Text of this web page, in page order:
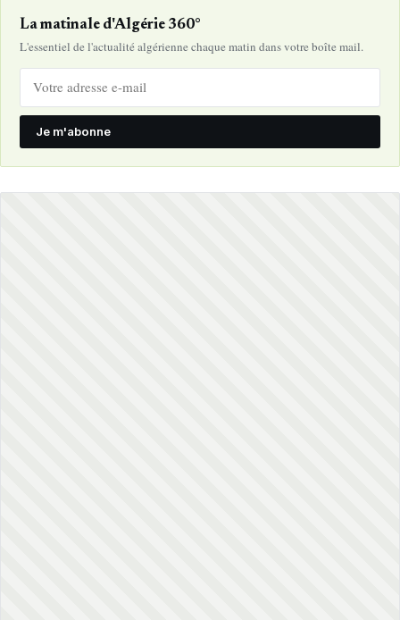
La matinale d'Algérie 360°
L'essentiel de l'actualité algérienne chaque matin dans votre boîte mail.
Je m'abonne